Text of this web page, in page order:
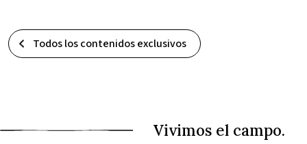
Todos los contenidos exclusivos